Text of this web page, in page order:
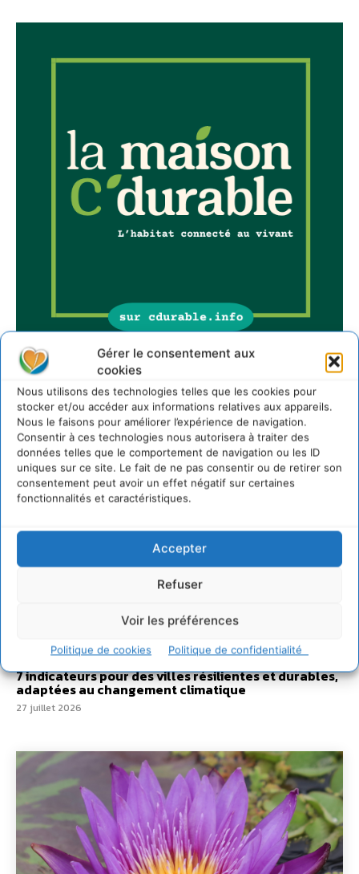
Gérer le consentement aux
cookies
Nous utilisons des technologies telles que les cookies pour
stocker et/ou accéder aux informations relatives aux appareils.
Nous le faisons pour améliorer l’expérience de navigation.
Consentir à ces technologies nous autorisera à traiter des
données telles que le comportement de navigation ou les ID
uniques sur ce site. Le fait de ne pas consentir ou de retirer son
consentement peut avoir un effet négatif sur certaines
fonctionnalités et caractéristiques.
Accepter
Refuser
Voir les préférences
Politique de cookies Politique de confidentialité
Sur Cdurable
Comment le sol français a perdu sa mémoire
hydrique et déréglé tout le territoire (2020-2026)
2 août 2026
Développer notre attention aux espèces vivantes
30 juillet 2026
Un kit citoyen pour lever les freins au
développement des forêts comestibles dans nos
L’éco-anxiété informe et l’éco-lucidité transforme
28 juillet 2026
7 indicateurs pour des villes résilientes et durables,
adaptées au changement climatique
27 juillet 2026